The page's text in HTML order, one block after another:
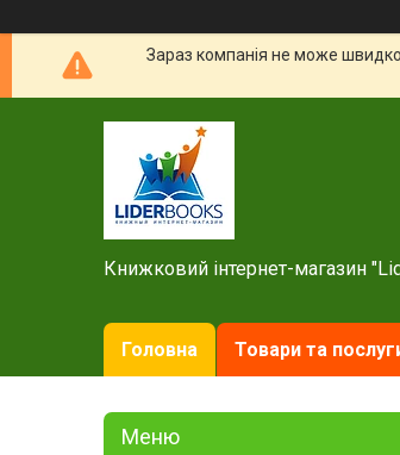
Зараз компанія не може
Книжковий інтернет-магазин
Головна Товари та